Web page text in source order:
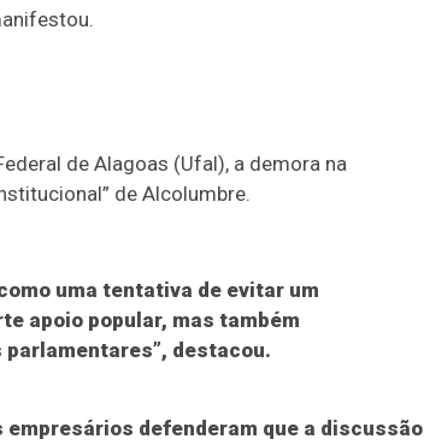
de Alagoas (Ufal), a demora na
de Alcolumbre.
uma tentativa de evitar um
apoio popular, mas também
destacou.
defenderam que a discussão